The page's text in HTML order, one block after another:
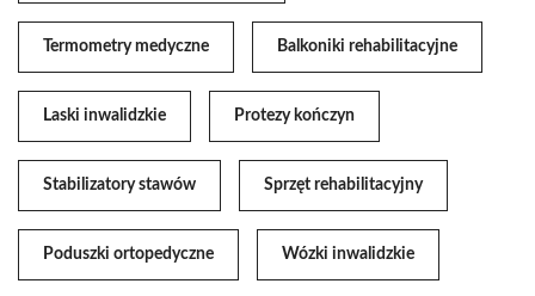
Termometry medyczne Balkoniki rehabilitacyjne
Laski inwalidzkie Protezy kończyn
Stabilizatory stawów Sprzęt rehabilitacyjny
Poduszki ortopedyczne Wózki inwalidzkie